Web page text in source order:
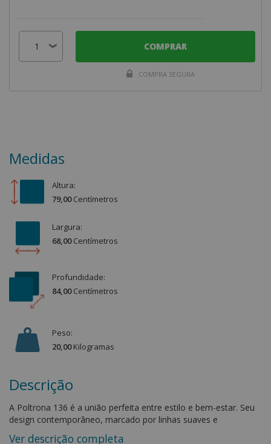
COMPRAR
COMPRA SEGURA
Medidas
Altura:
79,00 Centímetros
Largura:
68,00 Centímetros
Profundidade:
84,00 Centímetros
Peso:
20,00 Kilogramas
Descrição
A Poltrona 136 é a união perfeita entre estilo e bem-estar. Seu
design contemporâneo, marcado por linhas suaves e
acabamento sofisticado, proporciona um toque de
Ver descrição completa